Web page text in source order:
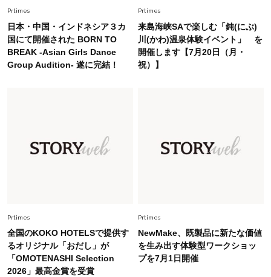
Fashion 2026.6.12
中村ゆりさん「40代になり、やっと“仕事以外の
幸福感”に目が向いた」ライフスタイルも、服も
Fashion 2026.8.5
オシャレ40代の【ワンピ＆オールインワン】最
旬着こなし3選。地味見え回避のコツは「バッグ
選び」！
Prtimes
日本・中国・インドネシア３カ
国にて開催された BORN TO
BREAK -Asian Girls Dance
Group Audition- 遂に完結！
Prtimes
来島海峡SAで楽しむ「鈍(にぶ)
川(かわ)温泉体験イベント」 を
開催します【7月20日（月・
祝）】
Prtimes
全国のKOKO HOTELSで提供す
るオリジナル「おだし」が
「OMOTENASHI Selection
2026」最高金賞を受賞
Prtimes
NewMake、既製品に新たな価値
を生み出す体験型ワークショッ
プを7月1日開催